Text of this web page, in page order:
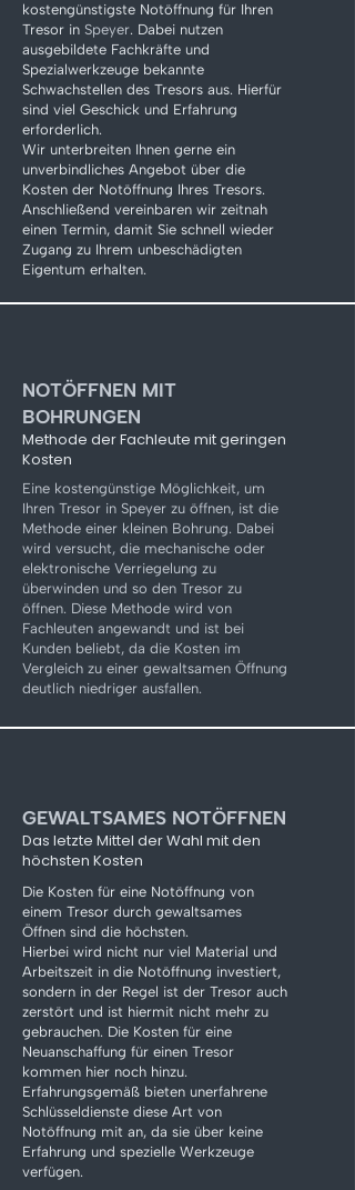
kostengünstigste Notöffnung für Ihren
Tresor in Speyer. Dabei nutzen
ausgebildete Fachkräfte und
Spezialwerkzeuge bekannte
Schwachstellen des Tresors aus. Hierfür
sind viel Geschick und Erfahrung
erforderlich.
Wir unterbreiten Ihnen gerne ein
unverbindliches Angebot über die
Kosten der Notöffnung Ihres Tresors.
Anschließend vereinbaren wir zeitnah
einen Termin, damit Sie schnell wieder
Zugang zu Ihrem unbeschädigten
Eigentum erhalten.
NOTÖFFNEN MIT
BOHRUNGEN
Methode der Fachleute mit geringen
Kosten
Eine kostengünstige Möglichkeit, um
Ihren Tresor in Speyer zu öffnen, ist die
Methode einer kleinen Bohrung. Dabei
wird versucht, die mechanische oder
elektronische Verriegelung zu
überwinden und so den Tresor zu
öffnen. Diese Methode wird von
Fachleuten angewandt und ist bei
Kunden beliebt, da die Kosten im
Vergleich zu einer gewaltsamen Öffnung
deutlich niedriger ausfallen.
GEWALTSAMES NOTÖFFNEN
Das letzte Mittel der Wahl mit den
höchsten Kosten
Die Kosten für eine Notöffnung von
einem Tresor durch gewaltsames
Öffnen sind die höchsten.
Hierbei wird nicht nur viel Material und
Arbeitszeit in die Notöffnung investiert,
sondern in der Regel ist der Tresor auch
zerstört und ist hiermit nicht mehr zu
gebrauchen. Die Kosten für eine
Neuanschaffung für einen Tresor
kommen hier noch hinzu.
Erfahrungsgemäß bieten unerfahrene
Schlüsseldienste diese Art von
Notöffnung mit an, da sie über keine
Erfahrung und spezielle Werkzeuge
verfügen.